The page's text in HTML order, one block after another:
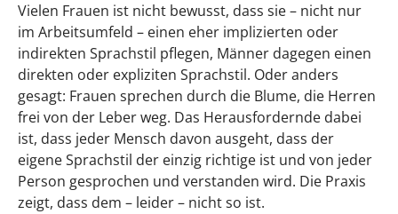
Vielen Frauen ist nicht bewusst, dass sie – nicht nur
im Arbeitsumfeld – einen eher implizierten oder
indirekten Sprachstil pflegen, Männer dagegen einen
direkten oder expliziten Sprachstil. Oder anders
gesagt: Frauen sprechen durch die Blume, die Herren
frei von der Leber weg. Das Herausfordernde dabei
ist, dass jeder Mensch davon ausgeht, dass der
eigene Sprachstil der einzig richtige ist und von jeder
Person gesprochen und verstanden wird. Die Praxis
zeigt, dass dem – leider – nicht so ist.